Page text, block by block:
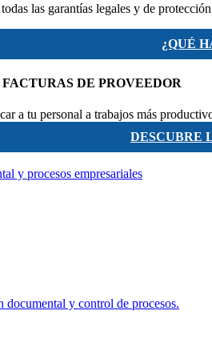
las garantías legales y de
¿QUÉ
DE PROVEEDOR
a tu personal a trabajos más
DESCUBRE